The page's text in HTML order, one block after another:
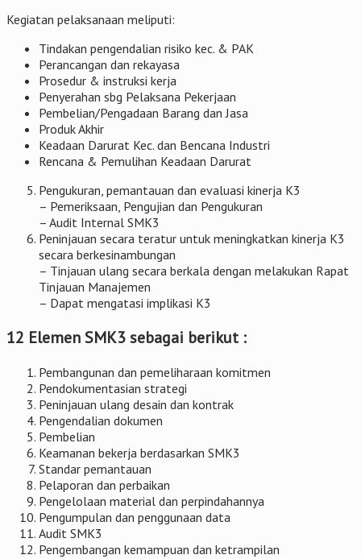
Kegiatan pelaksanaan meliputi:
Tindakan pengendalian risiko kec. & PAK
Perancangan dan rekayasa
Prosedur & instruksi kerja
Penyerahan sbg Pelaksana Pekerjaan
Pembelian/Pengadaan Barang dan Jasa
Produk Akhir
Keadaan Darurat Kec. dan Bencana Industri
Rencana & Pemulihan Keadaan Darurat
Pengukuran, pemantauan dan evaluasi kinerja K3
– Pemeriksaan, Pengujian dan Pengukuran
– Audit Internal SMK3
Peninjauan secara teratur untuk meningkatkan kinerja K3
secara berkesinambungan
– Tinjauan ulang secara berkala dengan melakukan Rapat
Tinjauan Manajemen
– Dapat mengatasi implikasi K3
12 Elemen SMK3 sebagai berikut :
Pembangunan dan pemeliharaan komitmen
Pendokumentasian strategi
Peninjauan ulang desain dan kontrak
Pengendalian dokumen
Pembelian
Keamanan bekerja berdasarkan SMK3
Standar pemantauan
Pelaporan dan perbaikan
Pengelolaan material dan perpindahannya
Pengumpulan dan penggunaan data
Audit SMK3
Pengembangan kemampuan dan ketrampilan